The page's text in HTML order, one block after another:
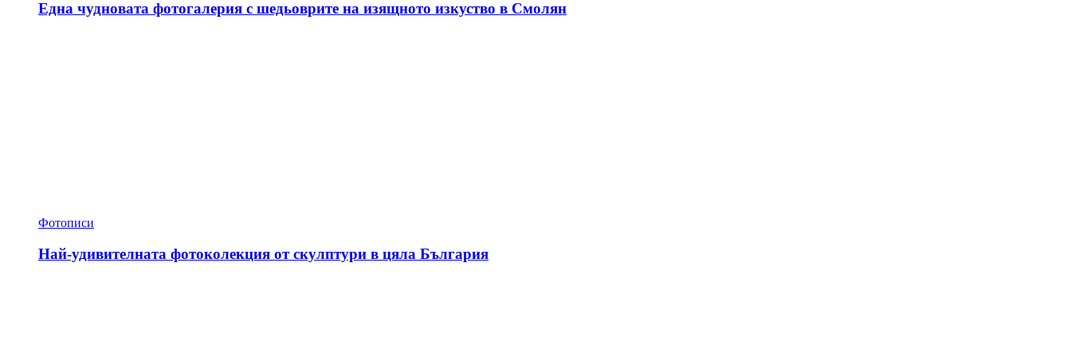
Една чудновата фотогалерия с шедьоврите на изящното изкуство в Смолян
Фотописи
Най-удивителната фотоколекция от скулптури в цяла България